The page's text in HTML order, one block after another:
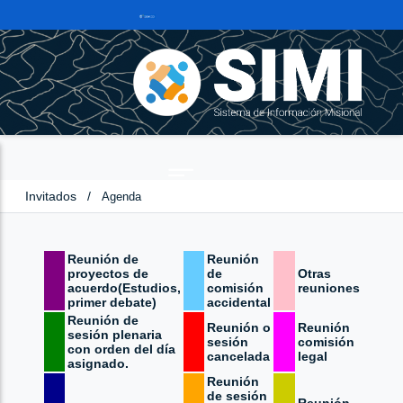
Invitados / Agenda
Reunión de
proyectos de
acuerdo(Estudios,
primer debate)
Reunión
de
comisión
accidental
Otras
reuniones
Reunión de
sesión plenaria
con orden del día
asignado.
Reunión o
sesión
cancelada
Reunión
comisión
legal
Reunión
de sesión